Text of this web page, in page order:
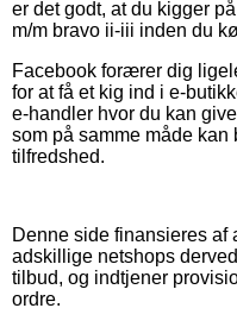
er det godt, at du kigger
m/m bravo ii-iii inden du
Facebook forærer dig
for at få et kig ind i e-
e-handler hvor du kan
som på samme måde
tilfredshed.
Denne side finansieres
adskillige netshops
tilbud, og indtjener
ordre.